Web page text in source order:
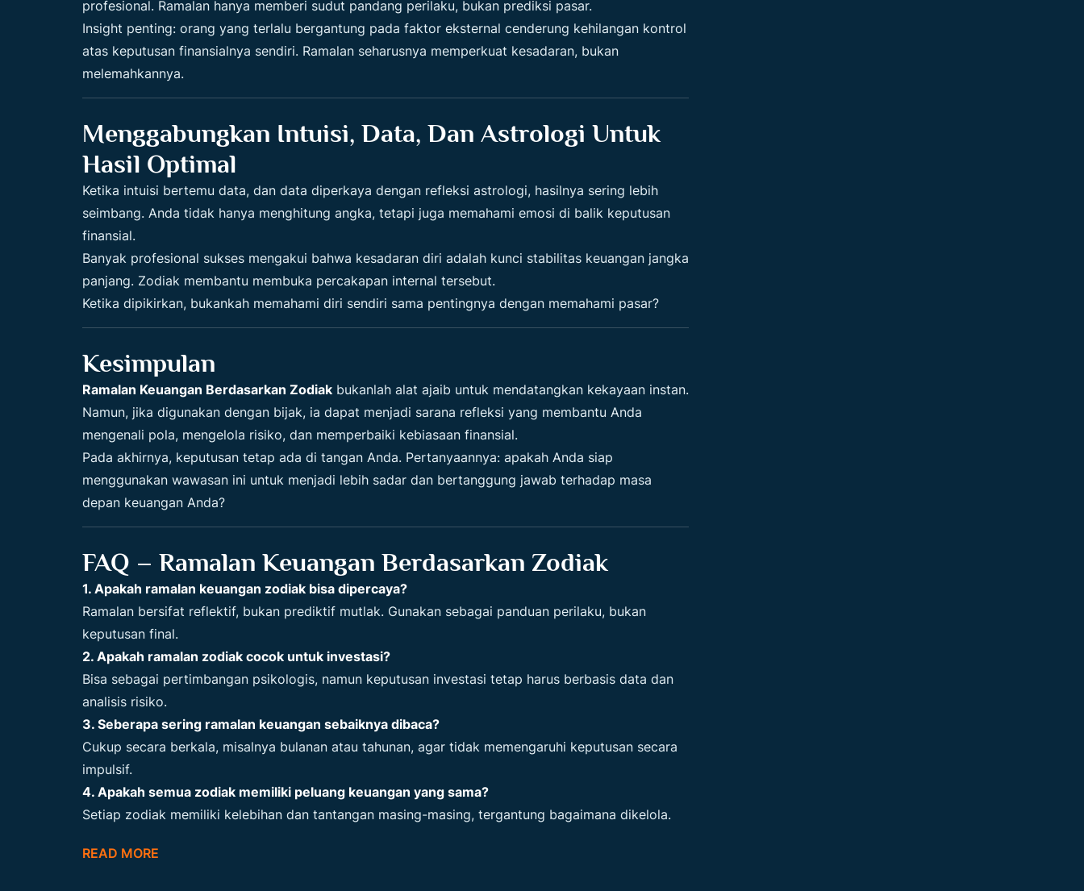
profesional. Ramalan hanya memberi sudut pandang perilaku, bukan prediksi pasar.
Insight penting: orang yang terlalu bergantung pada faktor eksternal cenderung kehilangan kontrol
atas keputusan finansialnya sendiri. Ramalan seharusnya memperkuat kesadaran, bukan
melemahkannya.
Menggabungkan Intuisi, Data, Dan Astrologi Untuk
Hasil Optimal
Ketika intuisi bertemu data, dan data diperkaya dengan refleksi astrologi, hasilnya sering lebih
seimbang. Anda tidak hanya menghitung angka, tetapi juga memahami emosi di balik keputusan
finansial.
Banyak profesional sukses mengakui bahwa kesadaran diri adalah kunci stabilitas keuangan jangka
panjang. Zodiak membantu membuka percakapan internal tersebut.
Ketika dipikirkan, bukankah memahami diri sendiri sama pentingnya dengan memahami pasar?
Kesimpulan
Ramalan Keuangan Berdasarkan Zodiak bukanlah alat ajaib untuk mendatangkan kekayaan instan.
Namun, jika digunakan dengan bijak, ia dapat menjadi sarana refleksi yang membantu Anda
mengenali pola, mengelola risiko, dan memperbaiki kebiasaan finansial.
Pada akhirnya, keputusan tetap ada di tangan Anda. Pertanyaannya: apakah Anda siap
menggunakan wawasan ini untuk menjadi lebih sadar dan bertanggung jawab terhadap masa
depan keuangan Anda?
FAQ – Ramalan Keuangan Berdasarkan Zodiak
1. Apakah ramalan keuangan zodiak bisa dipercaya?
Ramalan bersifat reflektif, bukan prediktif mutlak. Gunakan sebagai panduan perilaku, bukan
keputusan final.
2. Apakah ramalan zodiak cocok untuk investasi?
Bisa sebagai pertimbangan psikologis, namun keputusan investasi tetap harus berbasis data dan
analisis risiko.
3. Seberapa sering ramalan keuangan sebaiknya dibaca?
Cukup secara berkala, misalnya bulanan atau tahunan, agar tidak memengaruhi keputusan secara
impulsif.
4. Apakah semua zodiak memiliki peluang keuangan yang sama?
Setiap zodiak memiliki kelebihan dan tantangan masing-masing, tergantung bagaimana dikelola.
READ MORE